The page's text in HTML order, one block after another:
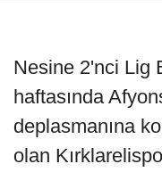
Nesine 2'nci Lig
haftasında
deplasmanına
olan